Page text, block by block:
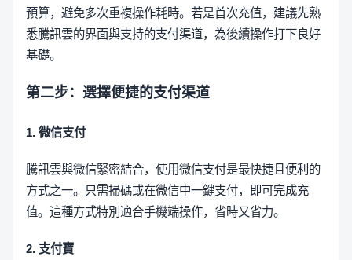
預算，避免多次重複操作耗時。若是首次充值，建議先熟
悉騰訊雲的界面與支持的支付渠道，為後續操作打下良好
基礎。
第二步：選擇便捷的支付渠道
1. 微信支付
騰訊雲與微信緊密結合，使用微信支付是最快捷且便利的
方式之一。只需掃碼或在微信中一鍵支付，即可完成充
值。這種方式特別適合手機端操作，省時又省力。
2. 支付寶